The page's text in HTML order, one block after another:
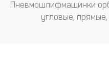
Пневмошлифмашинки
угловые,